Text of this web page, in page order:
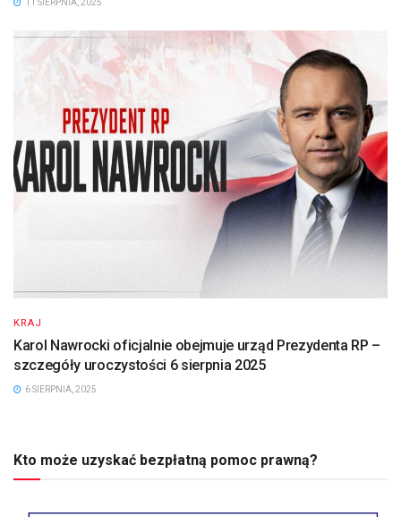
11 SIERPNIA, 2025
KRAJ
Karol Nawrocki oficjalnie obejmuje urząd Prezydenta RP –
szczegóły uroczystości 6 sierpnia 2025
6 SIERPNIA, 2025
Kto może uzyskać bezpłatną pomoc prawną?